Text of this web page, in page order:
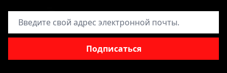
Адрес электронной почты
Подписаться